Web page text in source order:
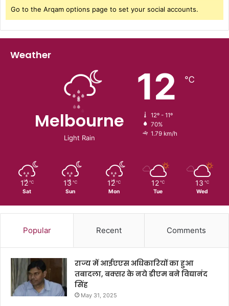
Go to the Arqam options page to set your social accounts.
Weather
Melbourne
Light Rain
12 ℃
12º - 11º
70%
1.79 km/h
12 ℃
Sat
13 ℃
Sun
12 ℃
Mon
12 ℃
Tue
13 ℃
Wed
Popular Recent Comments
राज्य में आईएएस अधिकारियों का हुआ
तबादला, बक्सर के नये डीएम बने विद्यानंद
सिंह
May 31, 2025